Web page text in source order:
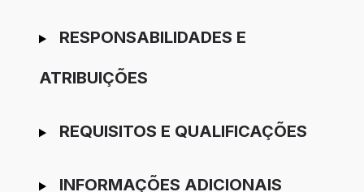
RESPONSABILIDADES E
ATRIBUIÇÕES
REQUISITOS E QUALIFICAÇÕES
INFORMAÇÕES ADICIONAIS